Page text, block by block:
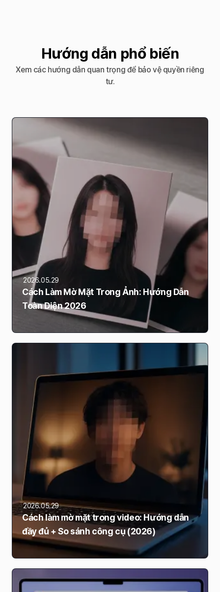
Hướng dẫn phổ biến
Xem các hướng dẫn quan trọng để bảo vệ quyền riêng
tư.
2026.05.29
Cách Làm Mờ Mặt Trong Ảnh: Hướng Dẫn
Toàn Diện 2026
2026.05.29
Cách làm mờ mặt trong video: Hướng dẫn
đầy đủ + So sánh công cụ (2026)